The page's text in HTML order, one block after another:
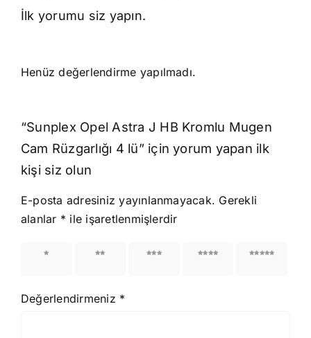
İlk yorumu siz yapın.
Henüz değerlendirme yapılmadı.
“Sunplex Opel Astra J HB Kromlu Mugen
Cam Rüzgarlığı 4 lü” için yorum yapan ilk
kişi siz olun
E-posta adresiniz yayınlanmayacak. Gerekli
alanlar * ile işaretlenmişlerdir
2/5
3/5
4/5
5/5
Değerlendirmeniz *